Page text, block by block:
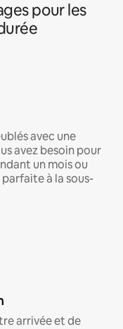
pour les
avec une
avez besoin pour
un mois ou
à la sous-
arrivée et de